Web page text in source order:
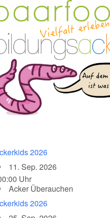
2026
11. Sep. 2026
Uhr
Acker Überauchen
2026